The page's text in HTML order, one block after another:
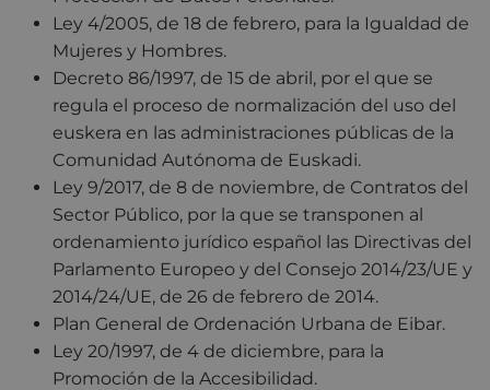
Ley 4/2005, de 18 de febrero, para la Igualdad de
Mujeres y Hombres.
Decreto 86/1997, de 15 de abril, por el que se
regula el proceso de normalización del uso del
euskera en las administraciones públicas de la
Comunidad Autónoma de Euskadi.
Ley 9/2017, de 8 de noviembre, de Contratos del
Sector Público, por la que se transponen al
ordenamiento jurídico español las Directivas del
Parlamento Europeo y del Consejo 2014/23/UE y
2014/24/UE, de 26 de febrero de 2014.
Plan General de Ordenación Urbana de Eibar.
Ley 20/1997, de 4 de diciembre, para la
Promoción de la Accesibilidad.